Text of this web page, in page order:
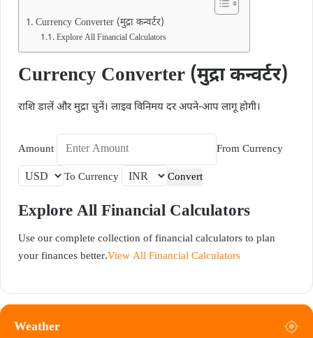
Currency Converter (मुद्रा कन्वर्टर)
Explore All Financial Calculators
Currency Converter (मुद्रा कन्वर्टर)
राशि डालें और मुद्रा चुनें। लाइव विनिमय दर अपने-आप लागू होगी।
Amount From Currency
To Currency Convert
Explore All Financial Calculators
Use our complete collection of financial calculators to plan
your finances better.View All Financial Calculators
Weather